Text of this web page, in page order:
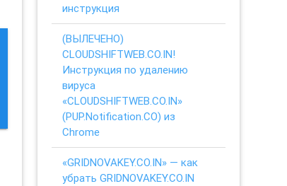
инструкция
(ВЫЛЕЧЕНО)
CLOUDSHIFTWEB.CO.IN!
Инструкция по удалению
вируса
«CLOUDSHIFTWEB.CO.IN»
(PUP.Notification.CO) из
Chrome
«GRIDNOVAKEY.CO.IN» — как
убрать GRIDNOVAKEY.CO.IN